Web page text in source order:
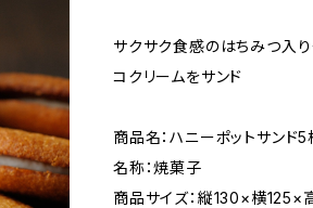
サクサク食感のはちみつ入
コクリームをサンド
商品名：ハニーポットサンド
名称：焼菓子
商品サイズ：縦130×横125×